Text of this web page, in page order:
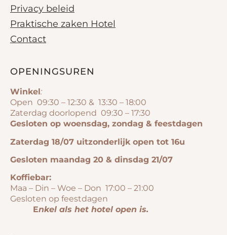
Privacy beleid
Praktische zaken Hotel
Contact
OPENINGSUREN
Winkel :
Open 09:30 – 12:30 & 13:30 – 18:00
Zaterdag doorlopend 09:30 – 17:30
Gesloten op woensdag, zondag & feestdagen
Zaterdag 18/07 uitzonderlijk open tot 16u
Gesloten maandag 20 & dinsdag 21/07
Koffiebar:
Maa – Din – Woe – Don 17:00 – 21:00
Gesloten op feestdagen
Enkel als het hotel open is.